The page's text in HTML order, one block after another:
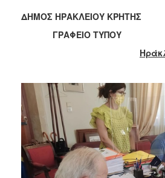
2016
2015
2013
2012
2011
2010
ΔΗΜΟΣ ΗΡΑΚΛΕΙΟΥ ΚΡΗΤΗΣ
ΓΡΑΦΕΙΟ ΤΥΠΟΥ